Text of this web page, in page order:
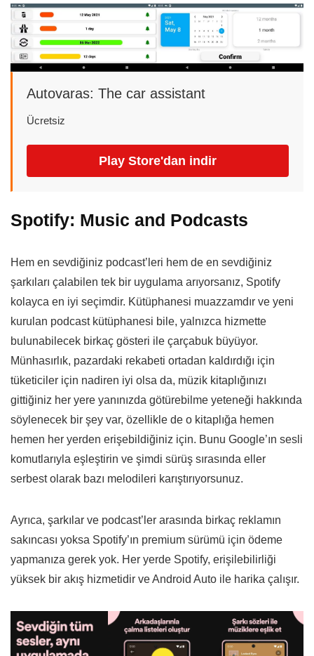
Autovaras: The car assistant
Ücretsiz
Play Store'dan indir
Spotify: Music and Podcasts
Hem en sevdiğiniz podcast’leri hem de en sevdiğiniz
şarkıları çalabilen tek bir uygulama arıyorsanız, Spotify
kolayca en iyi seçimdir. Kütüphanesi muazzamdır ve yeni
kurulan podcast kütüphanesi bile, yalnızca hizmette
bulunabilecek birkaç gösteri ile çarçabuk büyüyor.
Münhasırlık, pazardaki rekabeti ortadan kaldırdığı için
tüketiciler için nadiren iyi olsa da, müzik kitaplığınızı
gittiğiniz her yere yanınızda götürebilme yeteneği hakkında
söylenecek bir şey var, özellikle de o kitaplığa hemen
hemen her yerden erişebildiğiniz için. Bunu Google’ın sesli
komutlarıyla eşleştirin ve şimdi sürüş sırasında eller
serbest olarak bazı melodileri karıştırıyorsunuz.
Ayrıca, şarkılar ve podcast’ler arasında birkaç reklamın
sakıncası yoksa Spotify’ın premium sürümü için ödeme
yapmanıza gerek yok. Her yerde Spotify, erişilebilirliği
yüksek bir akış hizmetidir ve Android Auto ile harika çalışır.